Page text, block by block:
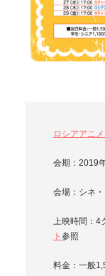
ロシアアニ
会期：2019
会場：シネ
上映時間：4
ト 参照
料金：一般